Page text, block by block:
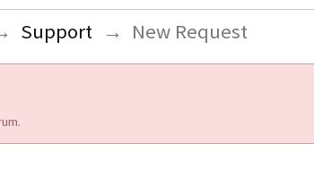
Support → New Request